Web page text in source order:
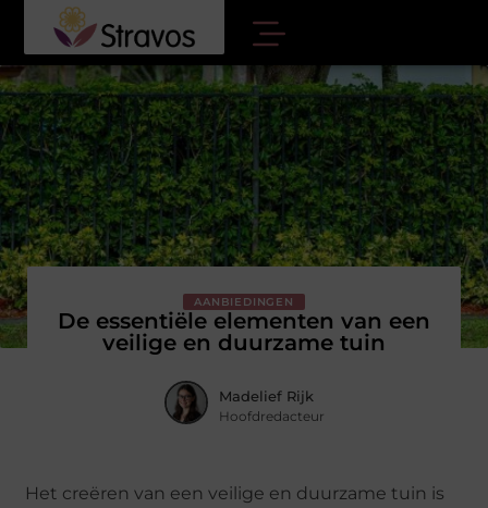
AANBIEDINGEN
De essentiële elementen van een
veilige en duurzame tuin
Madelief Rijk
Hoofdredacteur
Het creëren van een veilige en duurzame tuin is